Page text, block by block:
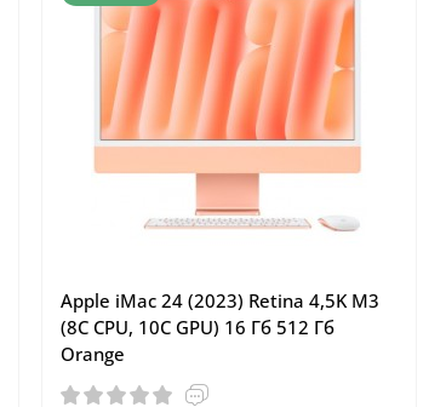
Apple iMac 24 (2023) Retina 4,5K M3
(8C CPU, 10C GPU) 16 Гб 512 Гб
Orange